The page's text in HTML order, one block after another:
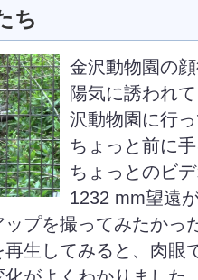
ち
金沢動物園の
陽気に誘われ
沢動物園に行
ちょっと前に
ちょっとのビ
1232 mm望遠
プを撮ってみたかっ
生してみると、肉眼